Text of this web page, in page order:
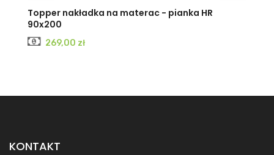
Topper nakładka na materac - pianka HR
90x200
Cena
269,00 zł
KONTAKT